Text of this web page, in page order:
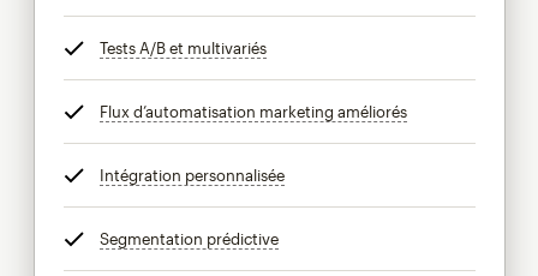
Tests A/B et multivariésinfobulle
Flux d’automatisation marketing améliorésinfobulle
Intégration personnaliséeinfobulle
Segmentation prédictiveinfobulle